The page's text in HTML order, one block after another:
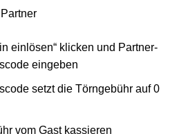
einlösen“ klicken und Partner-
eingeben
setzt die Törngebühr auf 0
vom Gast kassieren